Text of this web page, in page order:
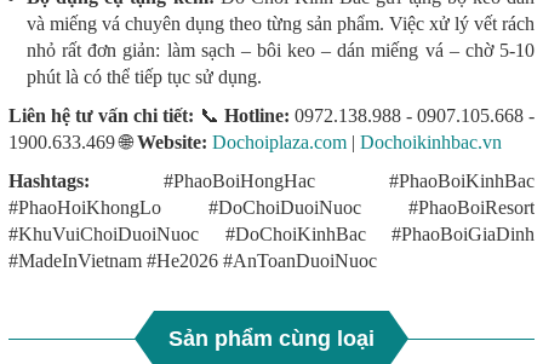
và miếng vá chuyên dụng theo từng sản phẩm. Việc xử lý vết rách
nhỏ rất đơn giản: làm sạch – bôi keo – dán miếng vá – chờ 5-10
phút là có thể tiếp tục sử dụng.
Liên hệ tư vấn chi tiết: 📞 Hotline: 0972.138.988 - 0907.105.668 -
1900.633.469 🌐Website: Dochoiplaza.com | Dochoikinhbac.vn
Hashtags: #PhaoBoiHongHac #PhaoBoiKinhBac
#PhaoHoiKhongLo #DoChoiDuoiNuoc #PhaoBoiResort
#KhuVuiChoiDuoiNuoc #DoChoiKinhBac #PhaoBoiGiaDinh
#MadeInVietnam #He2026 #AnToanDuoiNuoc
Sản phẩm cùng loại